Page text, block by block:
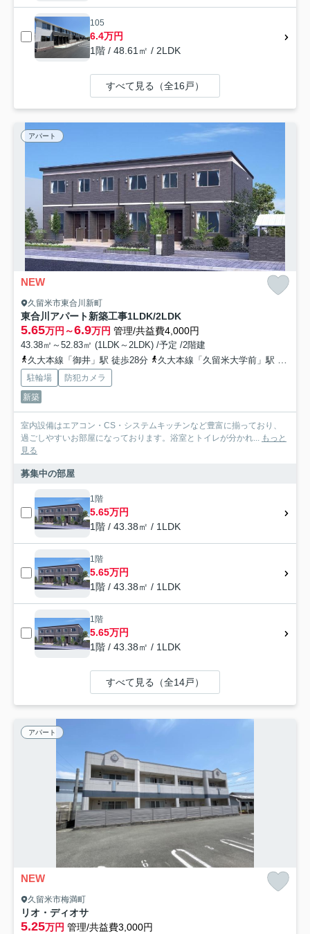
105
6.4万円
1階 / 48.61㎡ / 2LDK
すべて見る（全16戸）
アパート
NEW
久留米市東合川新町
東合川アパート新築工事1LDK/2LDK
5.65万円～6.9万円 管理/共益費4,000円
43.38㎡～52.83㎡ (1LDK～2LDK) /予定 /2階建
久大本線「御井」駅 徒歩28分
久大本線「久留米大学前」駅 徒歩30分
駐輪場
防犯カメラ
新築
室内設備はエアコン・CS・システムキッチンなど豊富に揃っており、
過ごしやすいお部屋になっております。浴室とトイレが分かれ...
もっと
見る
募集中の部屋
1階
5.65万円
1階 / 43.38㎡ / 1LDK
1階
5.65万円
1階 / 43.38㎡ / 1LDK
1階
5.65万円
1階 / 43.38㎡ / 1LDK
すべて見る（全14戸）
アパート
NEW
久留米市梅満町
リオ・ディオサ
5.25万円 管理/共益費3,000円